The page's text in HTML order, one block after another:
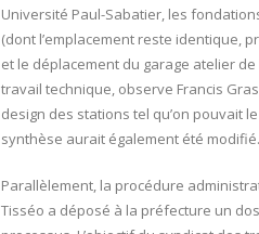
Université Paul-Sabatier, les
(dont l’emplacement reste identique,
et le déplacement du garage atelier de
travail technique, observe Francis
design des stations tel qu’on pouvait
synthèse aurait également été modifié.
Parallèlement, la procédure
Tisséo a déposé à la préfecture un